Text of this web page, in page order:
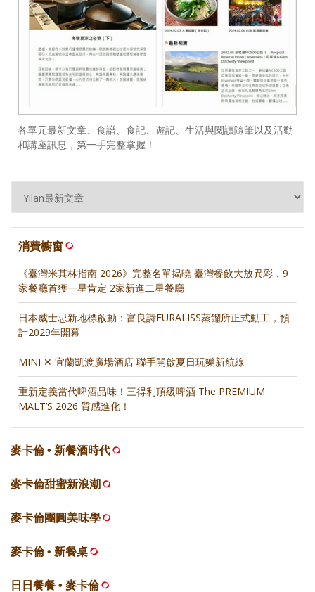
各單元最新文章、食譜、食記、遊記、生活與閱讀隨筆以及活動
和講座訊息，第一手完整掌握！
消費櫥窗
《臺灣米其林指南 2026》完整名單揭曉 臺灣餐飲大放異彩，9
家餐廳首獲一星肯定 2家新進二星餐廳
日本威士忌新地標啟動：富良詩FURALISS蒸餾所正式動工，預
計2029年開幕
MINI ✕ 宜蘭凱渡廣場酒店 聯手開啟夏日玩樂新航線
重新定義當代啤酒品味！三得利頂級啤酒 The PREMIUM
MALT’S 2026 質感進化！
麥卡倫 • 新餐酒時代
麥卡倫甜蜜新浪潮
麥卡倫團圓美味學
麥卡倫 • 新餐桌
日日餐餐 • 麥卡倫